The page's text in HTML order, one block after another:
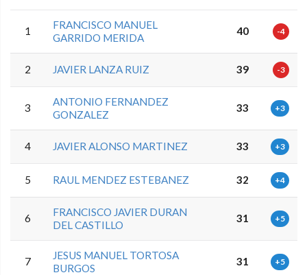
1
FRANCISCO MANUEL
GARRIDO MERIDA
40 -4
2 JAVIER LANZA RUIZ 39 -3
3
ANTONIO FERNANDEZ
GONZALEZ
33 +3
4 JAVIER ALONSO MARTINEZ 33 +3
5 RAUL MENDEZ ESTEBANEZ 32 +4
6
FRANCISCO JAVIER DURAN
DEL CASTILLO
31 +5
7
JESUS MANUEL TORTOSA
BURGOS
31 +5